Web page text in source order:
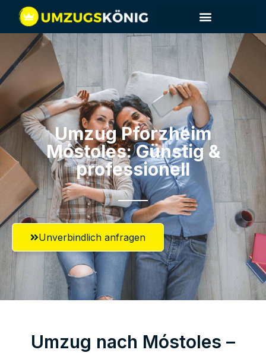
Umzug Pforzheim​
Móstoles: Günstig &
professionell​
Unverbindlich anfragen
Umzug nach Móstoles –